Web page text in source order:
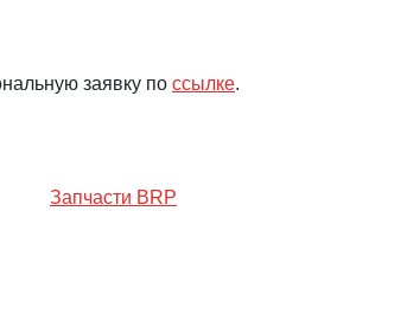
заявку по ссылке.
Запчасти BRP